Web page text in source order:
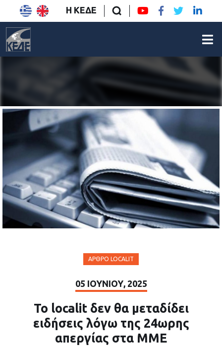
Η ΚΕΔΕ
ΆΡΘΡΟ LOCALIT
05 ΙΟΥΝΊΟΥ, 2025
Το localit δεν θα μεταδίδει
ειδήσεις λόγω της 24ωρης
απεργίας στα ΜΜΕ